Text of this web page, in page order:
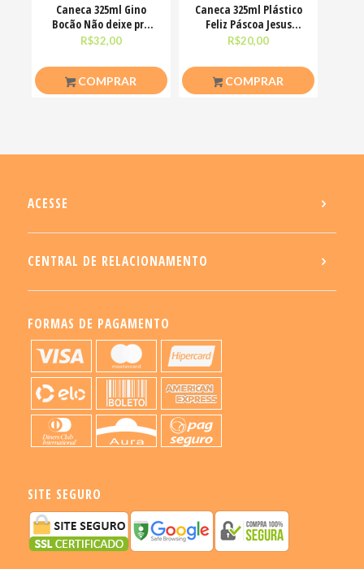
Caneca 325ml Gino
Bocão Não deixe pra
amanhã o foda-se que
R$32,00
COMPRAR
Caneca 325ml Plástico
Feliz Páscoa Jesus
Cristo Coelhinhos
R$20,00
COMPRAR
ACESSE
CENTRAL DE RELACIONAMENTO
FORMAS DE PAGAMENTO
SITE SEGURO